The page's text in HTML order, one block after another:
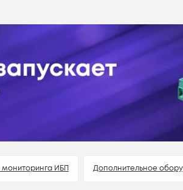
Возврат
База знаний
ИБП Дополнительное